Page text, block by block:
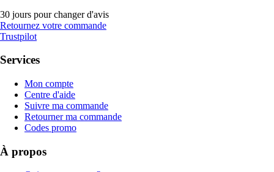
30 jours pour changer d'avis
Retournez votre commande
Trustpilot
Services
Mon compte
Centre d'aide
Suivre ma commande
Retourner ma commande
Codes promo
À propos